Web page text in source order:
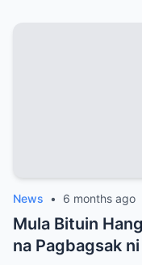
News • 6 months ago
Mula Bituin
na Pagbagsak